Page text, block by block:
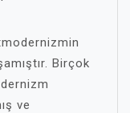
Birçok
ve